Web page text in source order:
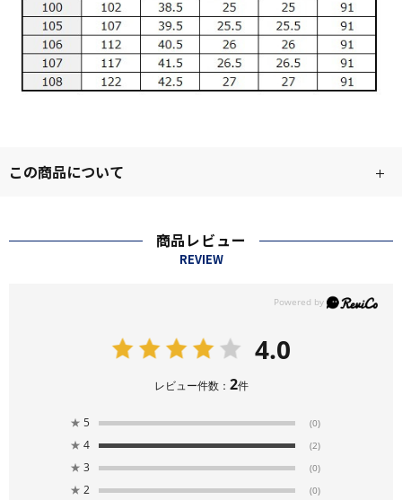
この商品について
商品レビュー
REVIEW
4.0
レビュー件数： 2件
★ 5 (0)
★ 4 (2)
★ 3 (0)
★ 2 (0)